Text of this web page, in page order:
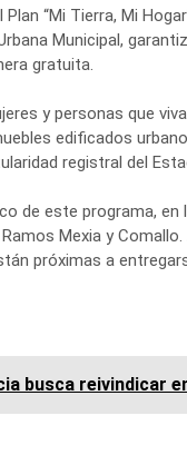
“Mi Tierra, Mi
Municipal,
gratuita.
y personas que
edificados
registral del
de este programa,
Mexia y
próximas a
busca reivindicar